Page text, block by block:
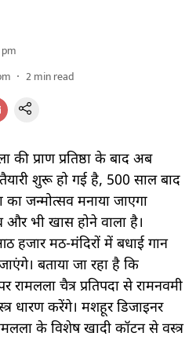
2min read
प्राण प्रतिष्ठा के बाद अब
शुरू हो गई है, 500 साल बाद
का जन्मोत्सव मनाया जाएगा
और भी खास होने वाला है।
हजार मठ-मंदिरों में बधाई गान
बताया जा रहा है कि
चैत्र प्रतिपदा से रामनवमी
धारण करेंगे। मशहूर डिजाइनर
के विशेष खादी कॉटन से वस्त्र